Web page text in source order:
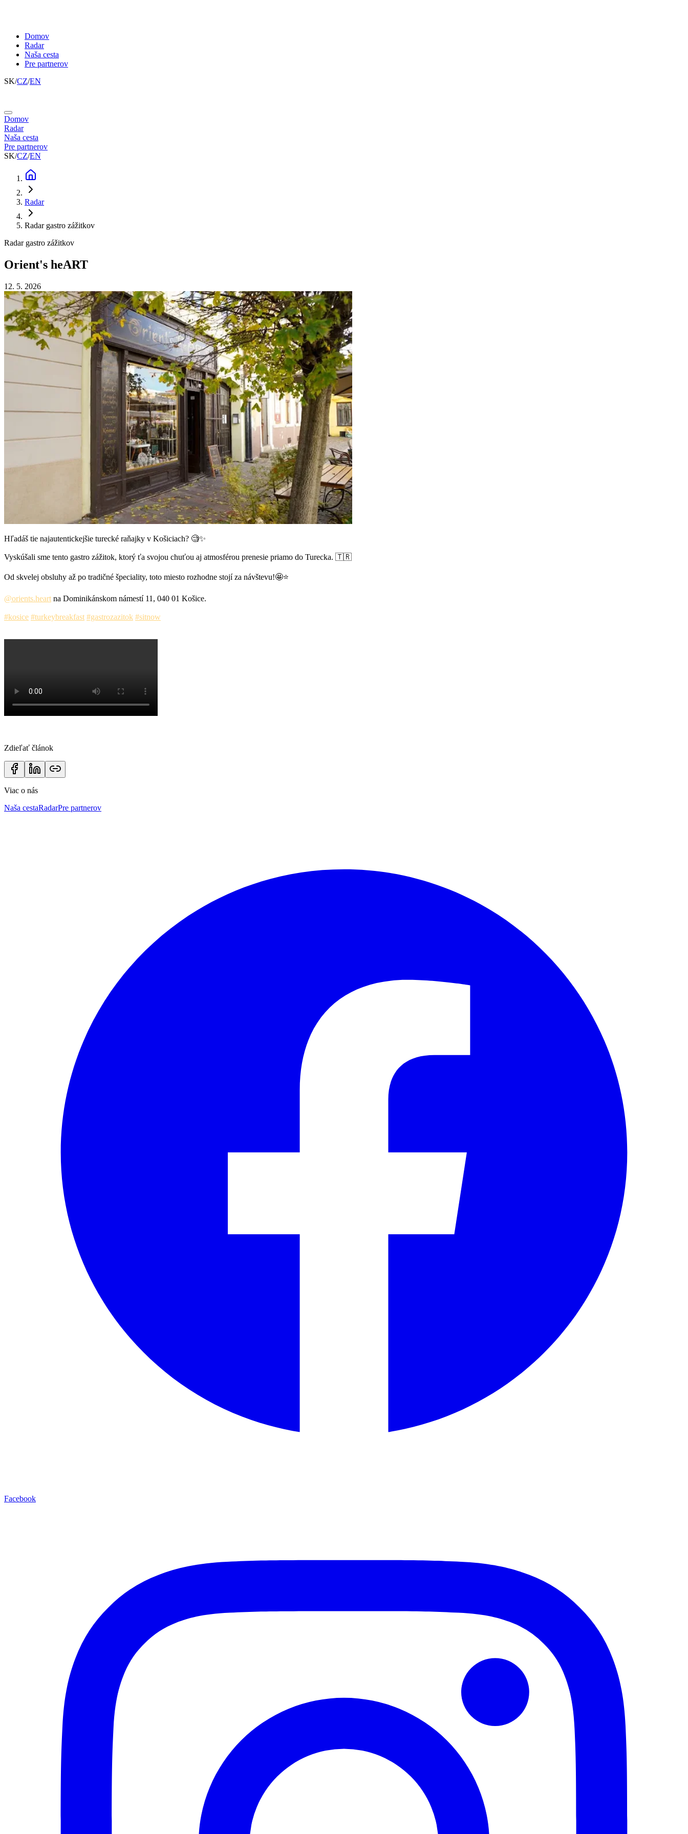
Domov
Radar
Naša cesta
Pre partnerov
SK/CZ/EN
Domov
Radar
Naša cesta
Pre partnerov
SK/CZ/EN
Radar
Radar gastro zážitkov
Radar gastro zážitkov
Orient's heART
12. 5. 2026
Hľadáš tie najautentickejšie turecké raňajky v Košiciach? 🧐✨
Vyskúšali sme tento gastro zážitok, ktorý ťa svojou chuťou aj atmosférou prenesie priamo do Turecka. 🇹🇷
Od skvelej obsluhy až po tradičné špeciality, toto miesto rozhodne stojí za návštevu!🤩⭐️
@orients.heart na Dominikánskom námestí 11, 040 01 Košice.
#kosice #turkeybreakfast #gastrozazitok #sitnow
Zdieľať článok
Viac o nás
Naša cestaRadarPre partnerov
Facebook